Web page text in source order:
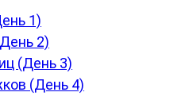
1)
2)
(День 3)
(День 4)